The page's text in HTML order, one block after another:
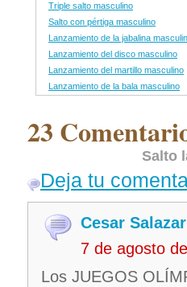
Triple salto masculino
Salto con pértiga masculino
Lanzamiento de la jabalina
Lanzamiento del disco masculino
Lanzamiento del martillo masculino
Lanzamiento de la bala masculino
23
Salto
Deja tu
Cesar Salazar
7 de agosto
Los JUEGOS